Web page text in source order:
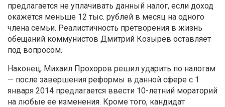
предлагается не уплачивать данный налог, если доход
окажется меньше 12 тыс. рублей в месяц на одного
члена семьи. Реалистичность претворения в жизнь
обещаний коммунистов Дмитрий Козырев оставляет
под вопросом.
Наконец, Михаил Прохоров решил ударить по налогам
— после завершения реформы в данной сфере с 1
января 2014 предлагается ввести 10-летний мораторий
на любые ее изменения. Кроме того, кандидат